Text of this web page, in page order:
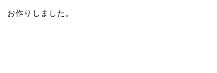
お作りしました。